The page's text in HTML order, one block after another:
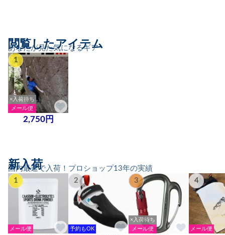
あなたが見た気になるギア
閲覧したアイテム
1
×入荷待ち
メール便
2,750円
国内最速で入荷！プロショップ13年の実績
新入荷
1
メール便
2
予約もOK
3
×入荷待ち
メール便
4
メール便